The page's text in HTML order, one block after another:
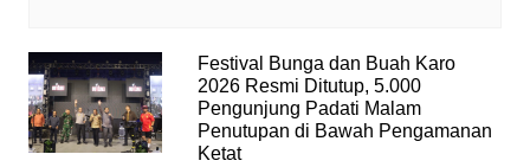
Festival Bunga dan Buah Karo
2026 Resmi Ditutup, 5.000
Pengunjung Padati Malam
Penutupan di Bawah Pengamanan
Ketat